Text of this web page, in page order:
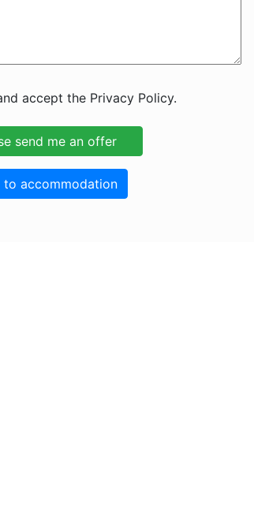
accept the Privacy Policy.
to accommodation